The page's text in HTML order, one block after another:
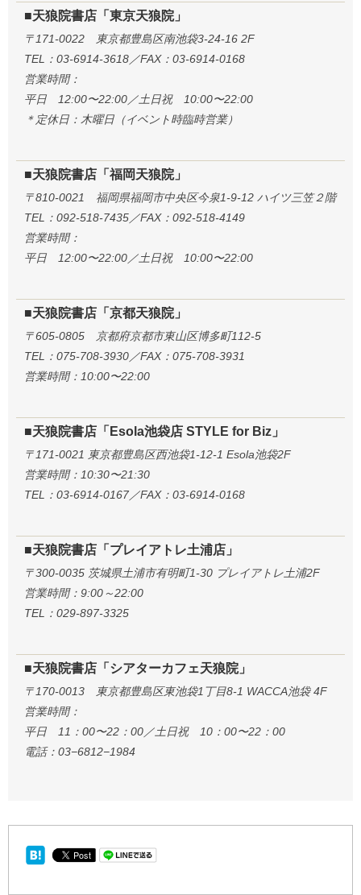
■天狼院書店「東京天狼院」
〒171-0022 東京都豊島区南池袋3-24-16 2F
TEL：03-6914-3618／FAX：03-6914-0168
営業時間：
平日 12:00〜22:00／土日祝 10:00〜22:00
＊定休日：木曜日（イベント時臨時営業）
■天狼院書店「福岡天狼院」
〒810-0021 福岡県福岡市中央区今泉1-9-12 ハイツ三笠２階
TEL：092-518-7435／FAX：092-518-4149
営業時間：
平日 12:00〜22:00／土日祝 10:00〜22:00
■天狼院書店「京都天狼院」
〒605-0805 京都府京都市東山区博多町112-5
TEL：075-708-3930／FAX：075-708-3931
営業時間：10:00〜22:00
■天狼院書店「Esola池袋店 STYLE for Biz」
〒171-0021 東京都豊島区西池袋1-12-1 Esola池袋2F
営業時間：10:30〜21:30
TEL：03-6914-0167／FAX：03-6914-0168
■天狼院書店「プレイアトレ土浦店」
〒300-0035 茨城県土浦市有明町1-30 プレイアトレ土浦2F
営業時間：9:00～22:00
TEL：029-897-3325
■天狼院書店「シアターカフェ天狼院」
〒170-0013 東京都豊島区東池袋1丁目8-1 WACCA池袋 4F
営業時間：
平日 11：00〜22：00／土日祝 10：00〜22：00
電話：03−6812−1984